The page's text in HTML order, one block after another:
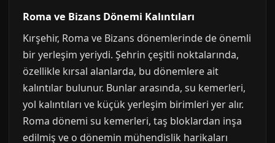
Roma ve Bizans Dönemi Kalıntıları
Kırşehir, Roma ve Bizans dönemlerinde de önemli
bir yerleşim yeriydi. Şehrin çeşitli noktalarında,
özellikle kırsal alanlarda, bu dönemlere ait
kalıntılar bulunur. Bunlar arasında, su kemerleri,
yol kalıntıları ve küçük yerleşim birimleri yer alır.
Roma dönemi su kemerleri, taş bloklardan inşa
edilmiş ve o dönemin mühendislik harikaları